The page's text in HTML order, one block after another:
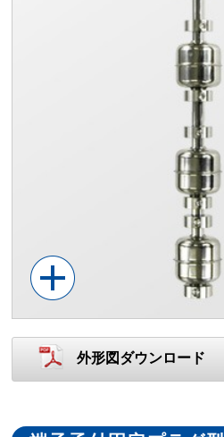
外形図ダウンロード